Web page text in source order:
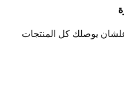
علشان يوصلك كل المنتجات